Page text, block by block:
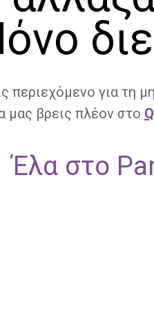
περιεχόμενο για τη
μας βρεις πλέον στο
Έλα στο